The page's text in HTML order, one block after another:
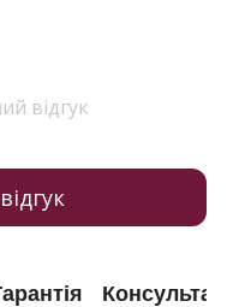
відгук
Консультація